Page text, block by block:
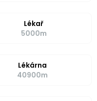
Lékař
5000m
Lékárna
40900m